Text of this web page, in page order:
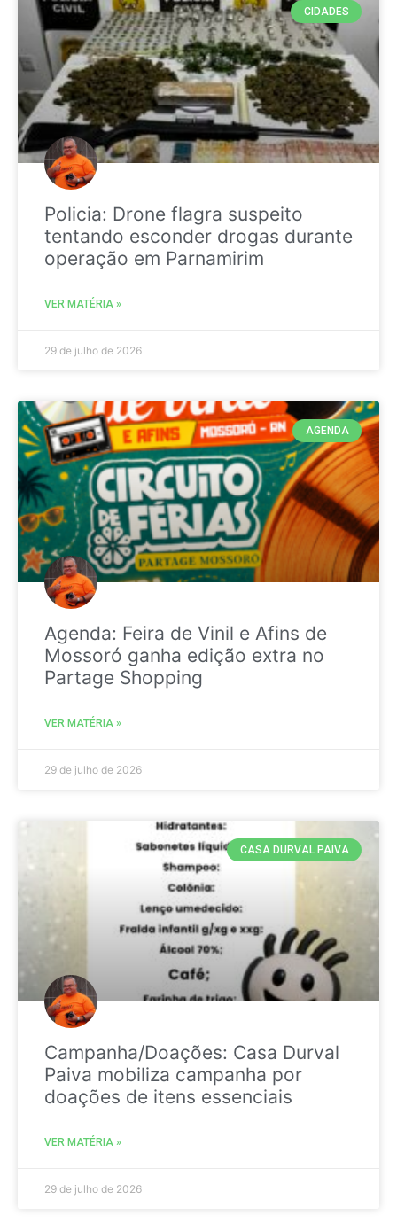
CIDADES
Policia: Drone flagra suspeito
tentando esconder drogas durante
operação em Parnamirim
VER MATÉRIA »
29 de julho de 2026
AGENDA
Agenda: Feira de Vinil e Afins de
Mossoró ganha edição extra no
Partage Shopping
VER MATÉRIA »
29 de julho de 2026
CASA DURVAL PAIVA
Campanha/Doações: Casa Durval
Paiva mobiliza campanha por
doações de itens essenciais
VER MATÉRIA »
29 de julho de 2026